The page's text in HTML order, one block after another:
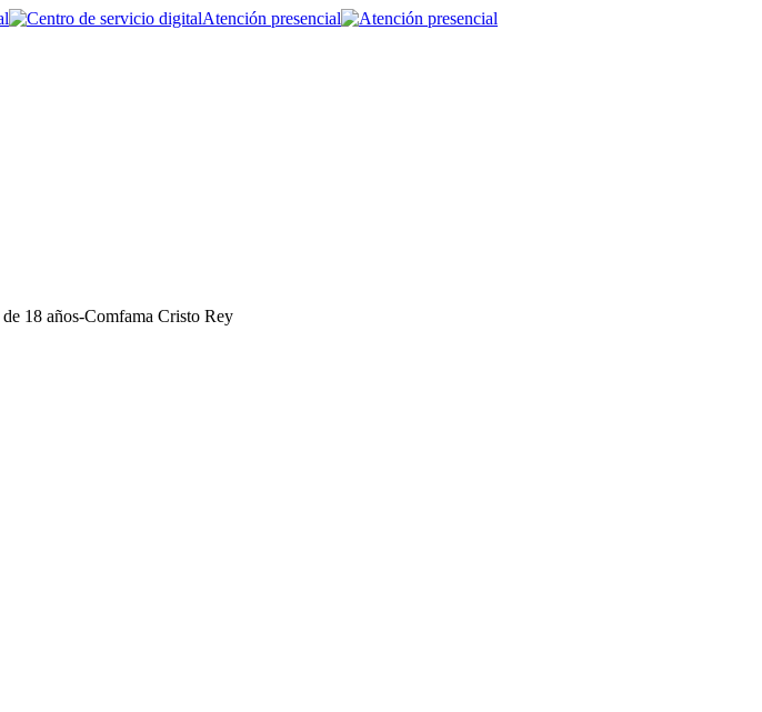
Atención presencial
18 años-Comfama Cristo Rey